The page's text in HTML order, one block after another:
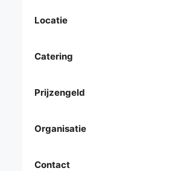
Locatie
Catering
Prijzengeld
Organisatie
Contact